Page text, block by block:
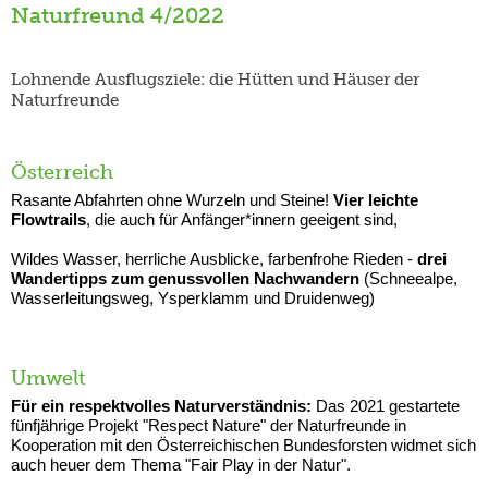
Naturfreund 4/2022
Lohnende Ausflugsziele: die Hütten und Häuser der
Naturfreunde
Österreich
Rasante Abfahrten ohne Wurzeln und Steine! Vier leichte
Flowtrails, die auch für Anfänger*innern geeigent sind,
Wildes Wasser, herrliche Ausblicke, farbenfrohe Rieden - drei
Wandertipps zum genussvollen Nachwandern (Schneealpe,
Wasserleitungsweg, Ysperklamm und Druidenweg)
Umwelt
Für ein respektvolles Naturverständnis: Das 2021 gestartete
fünfjährige Projekt "Respect Nature" der Naturfreunde in
Kooperation mit den Österreichischen Bundesforsten widmet sich
auch heuer dem Thema "Fair Play in der Natur".